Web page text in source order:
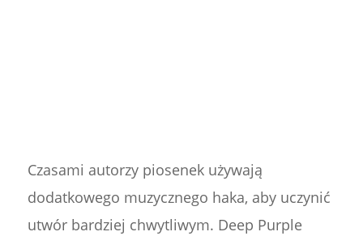
Czasami autorzy piosenek używają
dodatkowego muzycznego haka, aby uczynić
utwór bardziej chwytliwym. Deep Purple